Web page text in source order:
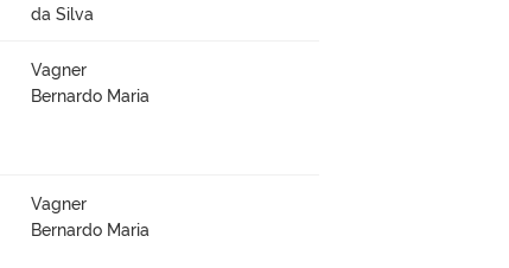
da Silva
Vagner
Bernardo Maria
Vagner
Bernardo Maria